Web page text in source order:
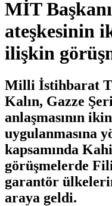
MİT
ateşkesinin
ilişkin
Milli İstihbarat
Kalın, Gazze
anlaşmasının
uygulanmasına
kapsamında
görüşmelerde
garantör
araya geldi.